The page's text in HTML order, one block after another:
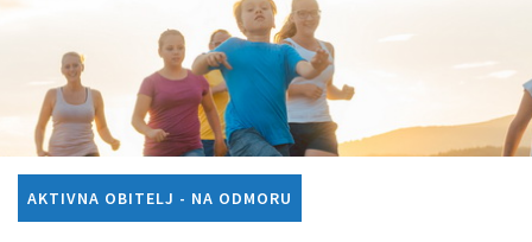
AKTIVNA OBITELJ - NA ODMORU